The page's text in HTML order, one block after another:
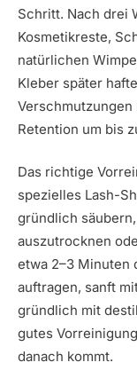
Schritt. Nach drei
Kosmetikreste,
natürlichen
Kleber später
Retention um bis
Das richtige
spezielles Lash-
gründlich
auszutrocknen
etwa 2–3 Minuten
auftragen, sanft
gründlich mit
gutes
danach kommt.